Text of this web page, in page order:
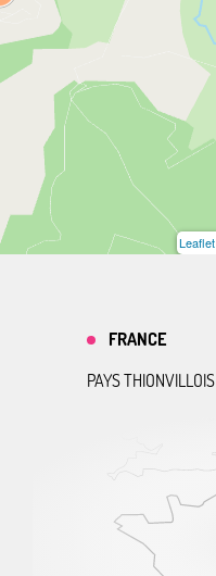
Leaflet
FRANCE
PAYS THIONVILLOIS